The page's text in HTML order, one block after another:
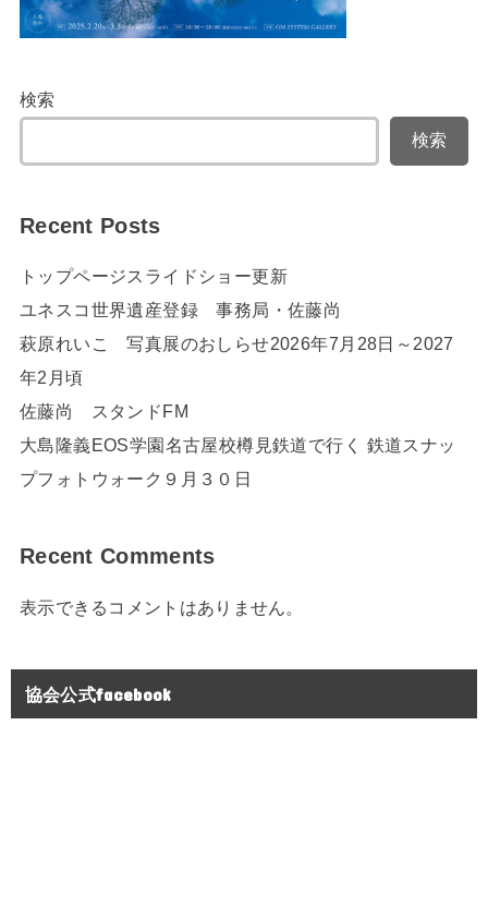
検索
検索
Recent Posts
トップページスライドショー更新
ユネスコ世界遺産登録 事務局・佐藤尚
萩原れいこ 写真展のおしらせ2026年7月28日～2027
年2月頃
佐藤尚 スタンドFM
大島隆義EOS学園名古屋校樽見鉄道で行く 鉄道スナッ
プフォトウォーク９月３０日
Recent Comments
表示できるコメントはありません。
協会公式facebook